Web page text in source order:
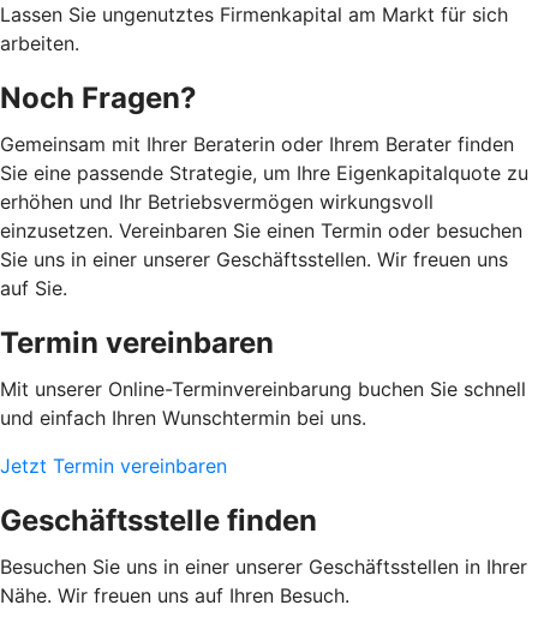
Lassen Sie ungenutztes Firmenkapital am Markt für sich
arbeiten.
Noch Fragen?
Gemeinsam mit Ihrer Beraterin oder Ihrem Berater finden
Sie eine passende Strategie, um Ihre Eigenkapitalquote zu
erhöhen und Ihr Betriebsvermögen wirkungsvoll
einzusetzen. Vereinbaren Sie einen Termin oder besuchen
Sie uns in einer unserer Geschäftsstellen. Wir freuen uns
auf Sie.
Termin vereinbaren
Mit unserer Online-Terminvereinbarung buchen Sie schnell
und einfach Ihren Wunschtermin bei uns.
Jetzt Termin vereinbaren
Geschäftsstelle finden
Besuchen Sie uns in einer unserer Geschäftsstellen in Ihrer
Nähe. Wir freuen uns auf Ihren Besuch.